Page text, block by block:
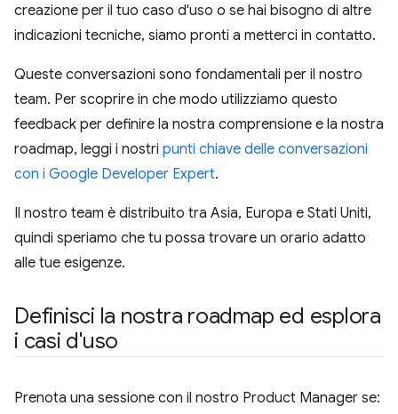
creazione per il tuo caso d'uso o se hai bisogno di altre
indicazioni tecniche, siamo pronti a metterci in contatto.
Queste conversazioni sono fondamentali per il nostro
team. Per scoprire in che modo utilizziamo questo
feedback per definire la nostra comprensione e la nostra
roadmap, leggi i nostri punti chiave delle conversazioni
con i Google Developer Expert.
Il nostro team è distribuito tra Asia, Europa e Stati Uniti,
quindi speriamo che tu possa trovare un orario adatto
alle tue esigenze.
Definisci la nostra roadmap ed esplora
i casi d'uso
Prenota una sessione con il nostro Product Manager se: